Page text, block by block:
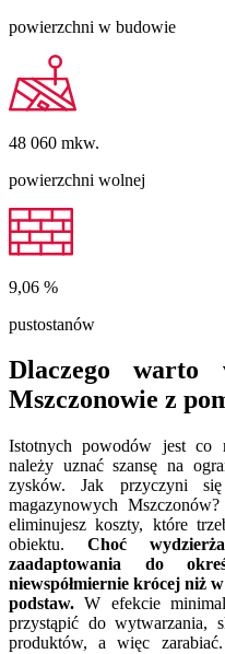
powierzchni w budowie
48 060 mkw.
powierzchni wolnej
9,06 %
pustostanów
Dlaczego warto
Mszczonowie z
Istotnych powodów jest co
należy uznać szansę na
zysków. Jak przyczyni
magazynowych
eliminujesz koszty, które
obiektu. Choć
zaadaptowania do
niewspółmiernie krócej niż
podstaw.W efekcie
przystąpić do wytwarzania,
produktów, a więc